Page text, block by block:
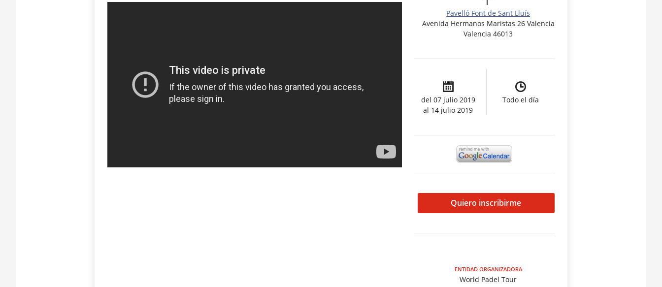
Pavelló Font de Sant Lluís
Avenida Hermanos Maristas 26 Valencia
Valencia 46013
del 07 julio 2019
al 14 julio 2019
Todo el día
Quiero inscribirme
ENTIDAD ORGANIZADORA
World Padel Tour